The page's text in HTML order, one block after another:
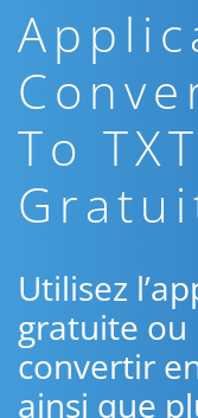
To
Utilisez
gratuite ou
convertir
ainsi que